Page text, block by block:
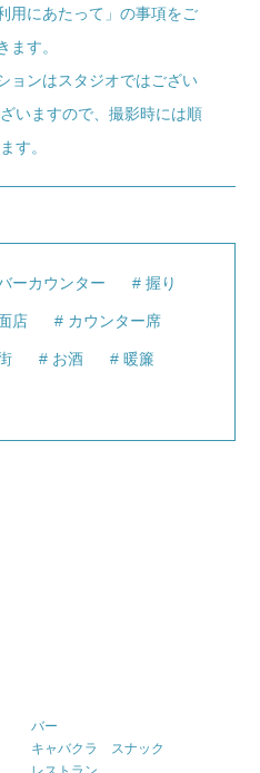
用にあたって」の事項をご
ます。
ョンはスタジオではござい
いますので、撮影時には順
す。
ーカウンター 握り
店 カウンター席
お酒 暖簾
バー
キャバクラ スナック